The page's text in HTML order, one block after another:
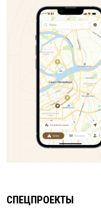
СПЕЦПРОЕКТЫ